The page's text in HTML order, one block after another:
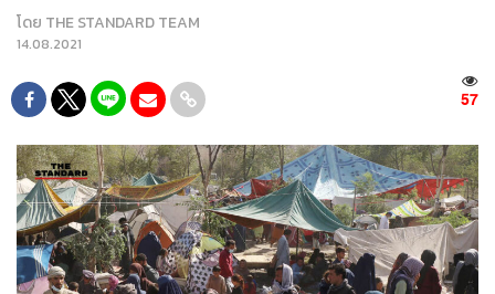
โดย THE STANDARD TEAM
14.08.2021
57